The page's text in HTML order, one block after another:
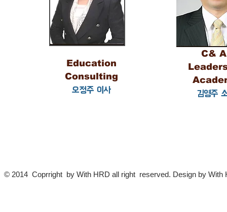
Education
Consulting
오정주 이사
C&
김영주
© 2014 Coprright by With HRD all right reserved. Design by With